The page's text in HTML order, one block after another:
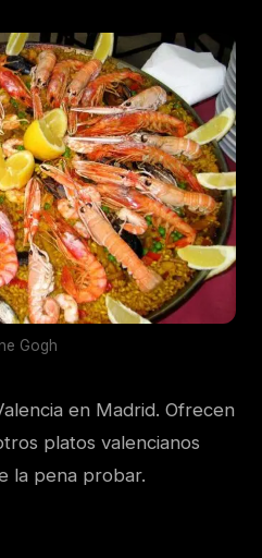
Gogh
en Madrid. Ofrecen
platos valencianos
la pena probar.